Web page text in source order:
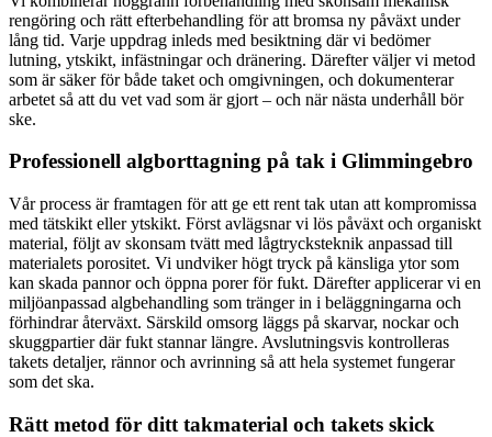
rengöring och rätt efterbehandling för att bromsa ny påväxt under
lång tid. Varje uppdrag inleds med besiktning där vi bedömer
lutning, ytskikt, infästningar och dränering. Därefter väljer vi metod
som är säker för både taket och omgivningen, och dokumenterar
arbetet så att du vet vad som är gjort – och när nästa underhåll bör
ske.
Professionell algborttagning på tak i Glimmingebro
Vår process är framtagen för att ge ett rent tak utan att kompromissa
med tätskikt eller ytskikt. Först avlägsnar vi lös påväxt och organiskt
material, följt av skonsam tvätt med lågtrycksteknik anpassad till
materialets porositet. Vi undviker högt tryck på känsliga ytor som
kan skada pannor och öppna porer för fukt. Därefter applicerar vi en
miljöanpassad algbehandling som tränger in i beläggningarna och
förhindrar återväxt. Särskild omsorg läggs på skarvar, nockar och
skuggpartier där fukt stannar längre. Avslutningsvis kontrolleras
takets detaljer, rännor och avrinning så att hela systemet fungerar
som det ska.
Rätt metod för ditt takmaterial och takets skick